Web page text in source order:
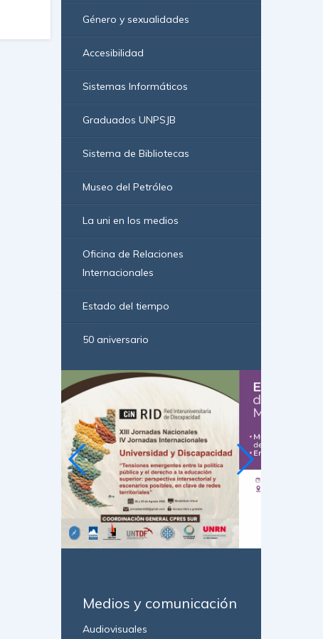
Género y sexualidades
Accesibilidad
Sistemas Informáticos
Graduados UNPSJB
Sistema de Bibliotecas
Museo del Petróleo
La uni en los medios
Oficina de Relaciones
Internacionales
Estado del tiempo
50 aniversario
Medios y comunicación
Audiovisuales